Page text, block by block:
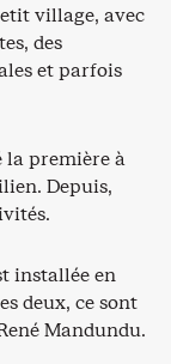
village, avec
des
et parfois
la première à
Depuis,
installée en
deux, ce sont
Mandundu.